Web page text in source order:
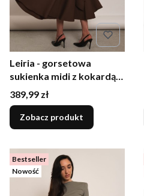
Leiria - gorsetowa
sukienka midi z kokardą
czekoladowy brąz
Cena
389,99 zł
Zobacz produkt
Bestseller
Nowość